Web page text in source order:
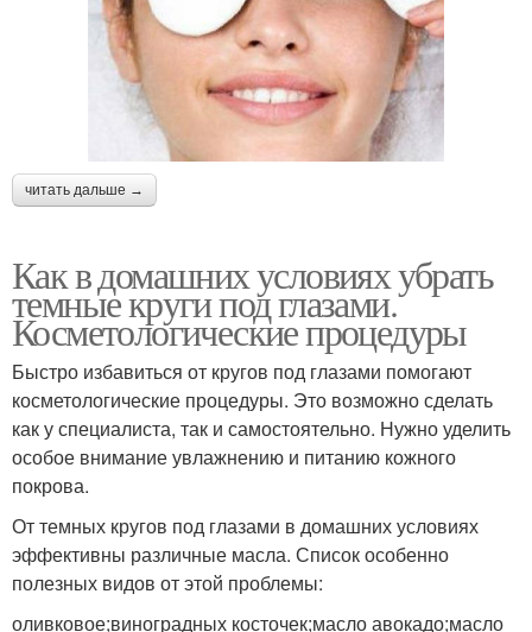
читать дальше →
Как в домашних условиях убрать
темные круги под глазами.
Косметологические процедуры
Быстро избавиться от кругов под глазами помогают
косметологические процедуры. Это возможно сделать
как у специалиста, так и самостоятельно. Нужно уделить
особое внимание увлажнению и питанию кожного
покрова.
От темных кругов под глазами в домашних условиях
эффективны различные масла. Список особенно
полезных видов от этой проблемы:
оливковое;виноградных косточек;масло авокадо;масло